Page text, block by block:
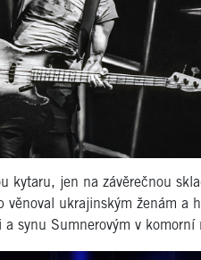
kytaru, jen na závěrečnou
věnoval ukrajinským ženám a
synu Sumnerovým v komorní